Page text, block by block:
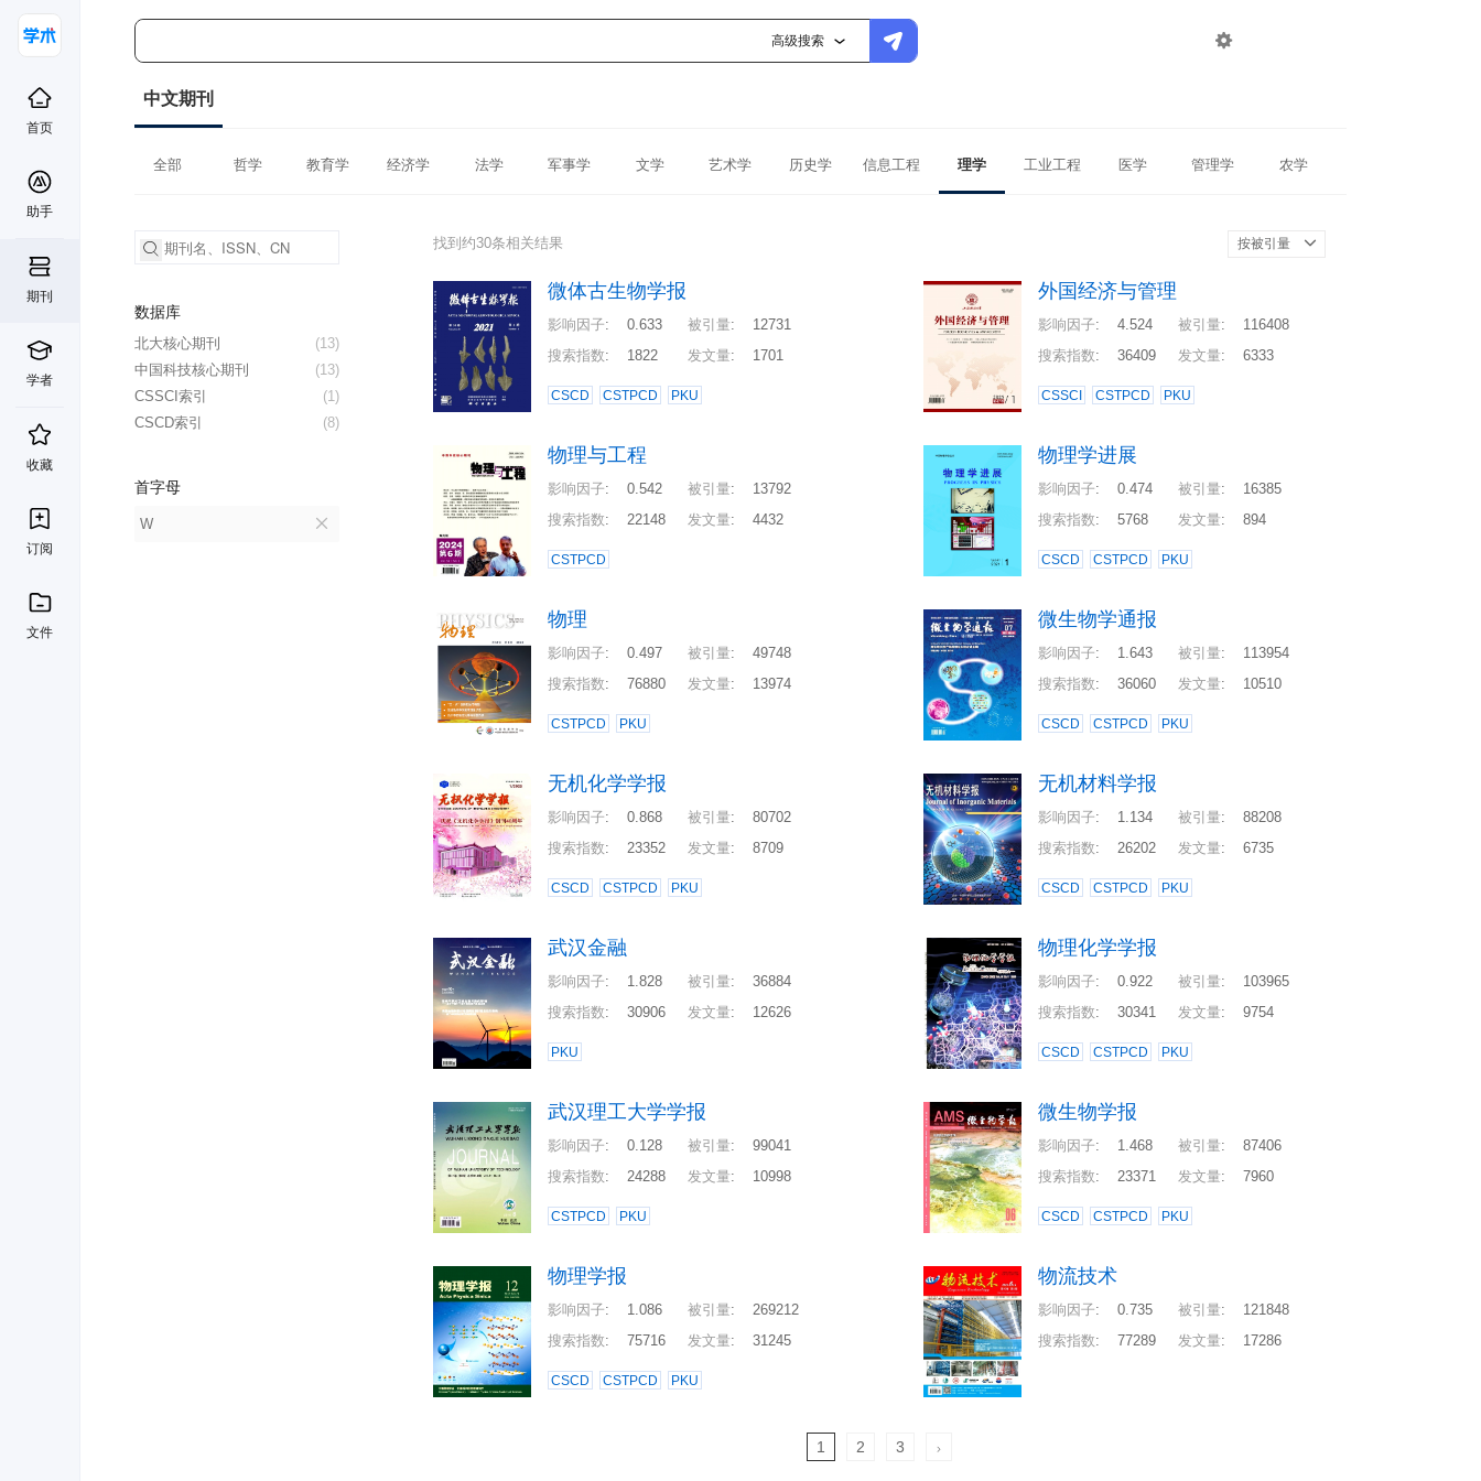
高级搜索 
首页
助手
期刊
学者
收藏
订阅
文件
中文期刊
全部 哲学 教育学 经济学 法学 军事学 文学 艺术学 历史学 信息工程 理学 工业工程 医学 管理学 农学
数据库
(13)
北大核心期刊
(13)
中国科技核心期刊
(1)
CSSCI索引
(8)
CSCD索引
首字母
W
找到约30条相关结果 按被引量
微体古生物学报
影响因子: 0.633 被引量:
12731
搜索指数: 1822 发文量: 1701
CSCD CSTPCD PKU
外国经济与管理
影响因子: 4.524 被引量:
116408
搜索指数: 36409 发文量: 6333
CSSCI CSTPCD PKU
物理与工程
影响因子: 0.542 被引量:
13792
搜索指数: 22148 发文量: 4432
CSTPCD
物理学进展
影响因子: 0.474 被引量:
16385
搜索指数: 5768 发文量: 894
CSCD CSTPCD PKU
物理
影响因子: 0.497 被引量:
49748
搜索指数: 76880 发文量: 13974
CSTPCD PKU
微生物学通报
影响因子: 1.643 被引量:
113954
搜索指数: 36060 发文量: 10510
CSCD CSTPCD PKU
无机化学学报
影响因子: 0.868 被引量:
80702
搜索指数: 23352 发文量: 8709
CSCD CSTPCD PKU
无机材料学报
影响因子: 1.134 被引量:
88208
搜索指数: 26202 发文量: 6735
CSCD CSTPCD PKU
武汉金融
影响因子: 1.828 被引量:
36884
搜索指数: 30906 发文量: 12626
PKU
物理化学学报
影响因子: 0.922 被引量:
103965
搜索指数: 30341 发文量: 9754
CSCD CSTPCD PKU
武汉理工大学学报
影响因子: 0.128 被引量:
99041
搜索指数: 24288 发文量: 10998
CSTPCD PKU
微生物学报
影响因子: 1.468 被引量:
87406
搜索指数: 23371 发文量: 7960
CSCD CSTPCD PKU
物理学报
影响因子: 1.086 被引量:
269212
搜索指数: 75716 发文量: 31245
CSCD CSTPCD PKU
物流技术
影响因子: 0.735 被引量:
121848
搜索指数: 77289 发文量: 17286
1 2 3 